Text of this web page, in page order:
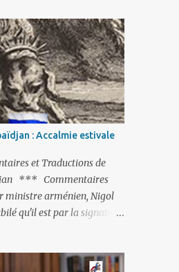
le coup d’Etat mené par
et trouve normal que
jugés. Mais là où le bât
actions menées par le
et pour certains sur la
lui-même.
: Accalmie estivale
et Traductions de
*** Commentaires
arménien, Nigol
qu'il est par la signature
fables de Jean de La